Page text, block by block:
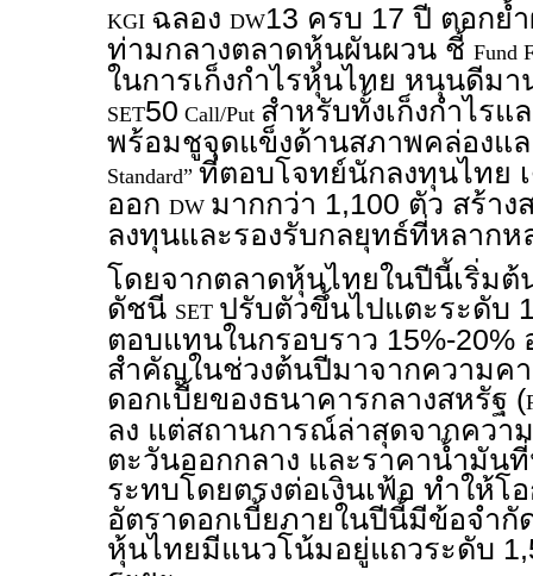
KGI ฉลอง DW13 ครบ 17 ปี ตอกย้
ท่ามกลางตลาดหุ้นผันผวน ชี้ Fund
ในการเก็งกำไรหุ้นไทย หนุนดีม
SET50 Call/Put สำหรับทั้งเก็งกำไรแ
พร้อมชูจุดแข็งด้านสภาพคล่องแ
Standard” ที่ตอบโจทย์นักลงทุนไทย
ออก DW มากกว่า 1,100 ตัว สร้า
ลงทุนและรองรับกลยุทธ์ที่หลาก
โดยจากตลาดหุ้นไทยในปีนี้เริ่มต้
ดัชนี SET ปรับตัวขึ้นไปแตะระดับ
ตอบแทนในกรอบราว 15%-20%
สำคัญในช่วงต้นปีมาจากความค
ดอกเบี้ยของธนาคารกลางสหรัฐ (
ลง แต่สถานการณ์ล่าสุดจากควา
ตะวันออกกลาง และราคาน้ำมัน
ระทบโดยตรงต่อเงินเฟ้อ ทำให้โ
อัตราดอกเบี้ยภายในปีนี้มีข้อจำ
หุ้นไทยมีแนวโน้มอยู่แถวระดับ